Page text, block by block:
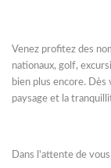
Venez profitez des
nationaux, golf,
bien plus encore.
paysage et la
Dans l'attente de